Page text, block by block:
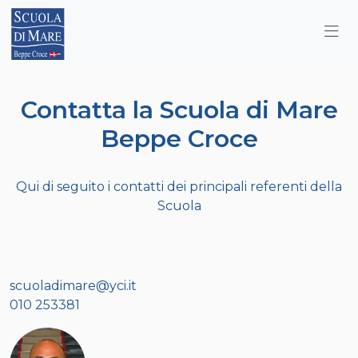
Contatta la Scuola di Mare
Beppe Croce
Qui di seguito i contatti dei principali referenti della
Scuola
scuoladimare@yci.it
010 253381